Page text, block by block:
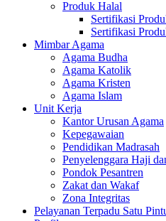
Produk Halal
Sertifikasi
Sertifikasi
Mimbar Agama
Agama Budha
Agama Katolik
Agama Kristen
Agama Islam
Unit Kerja
Kantor Urusan Agama
Kepegawaian
Pendidikan Madrasah
Penyelenggara Haji
Pondok Pesantren
Zakat dan Wakaf
Zona Integritas
Pelayanan Terpadu Satu